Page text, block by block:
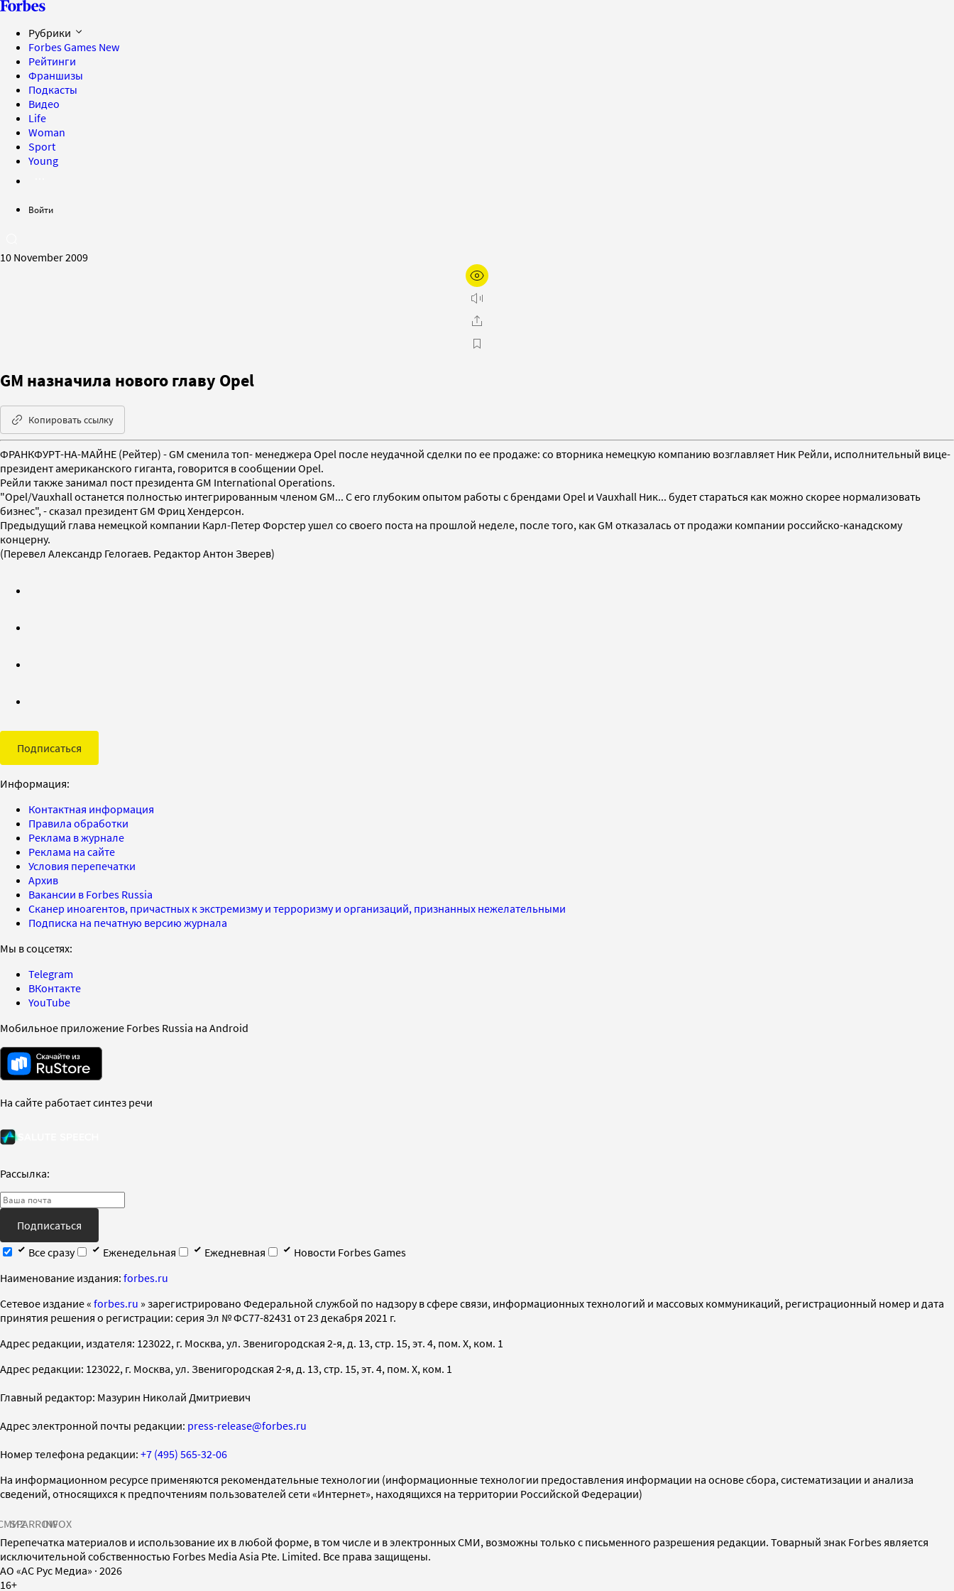
Рубрики
Forbes Games New
Рейтинги
Франшизы
Подкасты
Видео
Life
Woman
Sport
Young
Войти
10 November 2009
GM назначила нового главу Opel
Копировать ссылку
ФРАНКФУРТ-НА-МАЙНЕ (Рейтер) - GM сменила топ- менеджера Opel после неудачной сделки по ее продаже: со вторника немецкую компанию возглавляет Ник Рейли, исполнительный вице-
президент американского гиганта, говорится в сообщении Opel.
Рейли также занимал пост президента GM International Operations.
"Opel/Vauxhall останется полностью интегрированным членом GM... С его глубоким опытом работы с брендами Opel и Vauxhall Ник... будет стараться как можно скорее нормализовать
бизнес", - сказал президент GM Фриц Хендерсон.
Предыдущий глава немецкой компании Карл-Петер Форстер ушел со своего поста на прошлой неделе, после того, как GM отказалась от продажи компании российско-канадскому
концерну.
(Перевел Александр Гелогаев. Редактор Антон Зверев)
Подписаться
Информация:
Контактная информация
Правила обработки
Реклама в журнале
Реклама на сайте
Условия перепечатки
Архив
Вакансии в Forbes Russia
Сканер иноагентов, причастных к экстремизму и терроризму и организаций, признанных нежелательными
Подписка на печатную версию журнала
Мы в соцсетях:
Telegram
ВКонтакте
YouTube
Мобильное приложение Forbes Russia на Android
На сайте работает синтез речи
Рассылка:
Подписаться
Все сразу
Еженедельная Ежедневная
Новости Forbes Games
Наименование издания: forbes.ru
Cетевое издание « forbes.ru » зарегистрировано Федеральной службой по надзору в сфере связи, информационных технологий и массовых коммуникаций, регистрационный номер и дата
принятия решения о регистрации: серия Эл № ФС77-82431 от 23 декабря 2021 г.
Адрес редакции, издателя: 123022, г. Москва, ул. Звенигородская 2-я, д. 13, стр. 15, эт. 4, пом. X, ком. 1
Адрес редакции: 123022, г. Москва, ул. Звенигородская 2-я, д. 13, стр. 15, эт. 4, пом. X, ком. 1
Главный редактор: Мазурин Николай Дмитриевич
Адрес электронной почты редакции: press-release@forbes.ru
Номер телефона редакции: +7 (495) 565-32-06
На информационном ресурсе применяются рекомендательные технологии (информационные технологии предоставления информации на основе сбора, систематизации и анализа
сведений, относящихся к предпочтениям пользователей сети «Интернет», находящихся на территории Российской Федерации)
SPARROWINFOX
Перепечатка материалов и использование их в любой форме, в том числе и в электронных СМИ, возможны только с письменного разрешения редакции. Товарный знак Forbes является
исключительной собственностью Forbes Media Asia Pte. Limited. Все права защищены.
AO «АС Рус Медиа» · 2026
16+